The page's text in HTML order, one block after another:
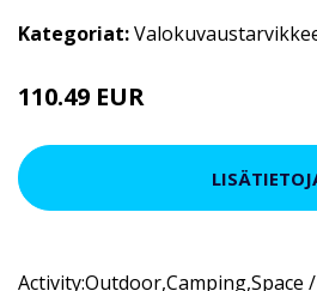
Kategoriat:
110.49 EUR
Activity:Outdoor,Camping,Space